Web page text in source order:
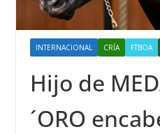
INTERNACIONAL CRÍA FTBOA
Hijo de
´ORO